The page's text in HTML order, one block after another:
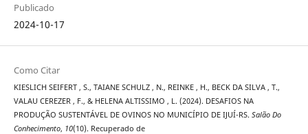
Publicado
2024-10-17
Como Citar
KIESLICH SEIFERT , S., TAIANE SCHULZ , N., REINKE , H., BECK DA SILVA , T.,
VALAU CEREZER , F., & HELENA ALTISSIMO , L. (2024). DESAFIOS NA
PRODUÇÃO SUSTENTÁVEL DE OVINOS NO MUNICÍPIO DE IJUÍ-RS. Salão Do
Conhecimento, 10(10). Recuperado de